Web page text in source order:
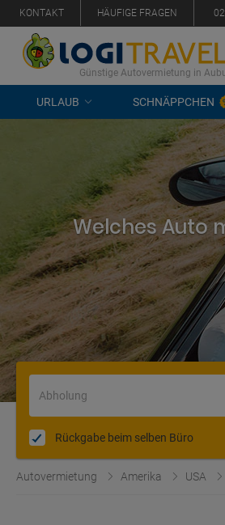
KONTAKT HÄUFIGE FRAGEN
Günstige Autovermietung in
URLAUB SCHNÄPPCHEN
Welches Auto
Abholung
Rückgabe beim selben Büro
Autovermietung Amerika USA